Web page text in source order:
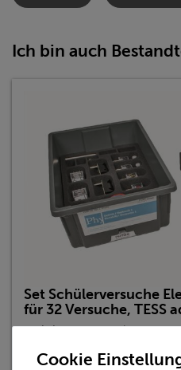
Ich bin auch
Set Schülerversuche
für 32 Versuche, TESS
Lieferzeit: Vorrätig
Cookie